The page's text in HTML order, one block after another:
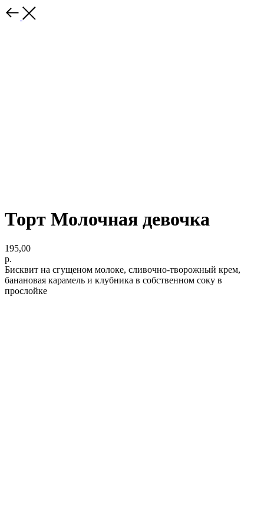
Торт Молочная девочка
195,00
р.
Бисквит на сгущеном молоке, сливочно-творожный крем,
банановая карамель и клубника в собственном соку в
прослойке